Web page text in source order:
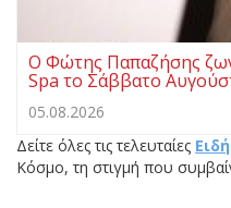
Ο Φώτης Παπαζήσης
Spa το Σάββατο
05.08.2026
Δείτε όλες τις τελευταίες
Κόσμο, τη στιγμή που